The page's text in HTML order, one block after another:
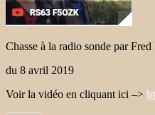
Chasse à la radio sonde par
du 8 avril 2019
Voir la vidéo en cliquant ici –>